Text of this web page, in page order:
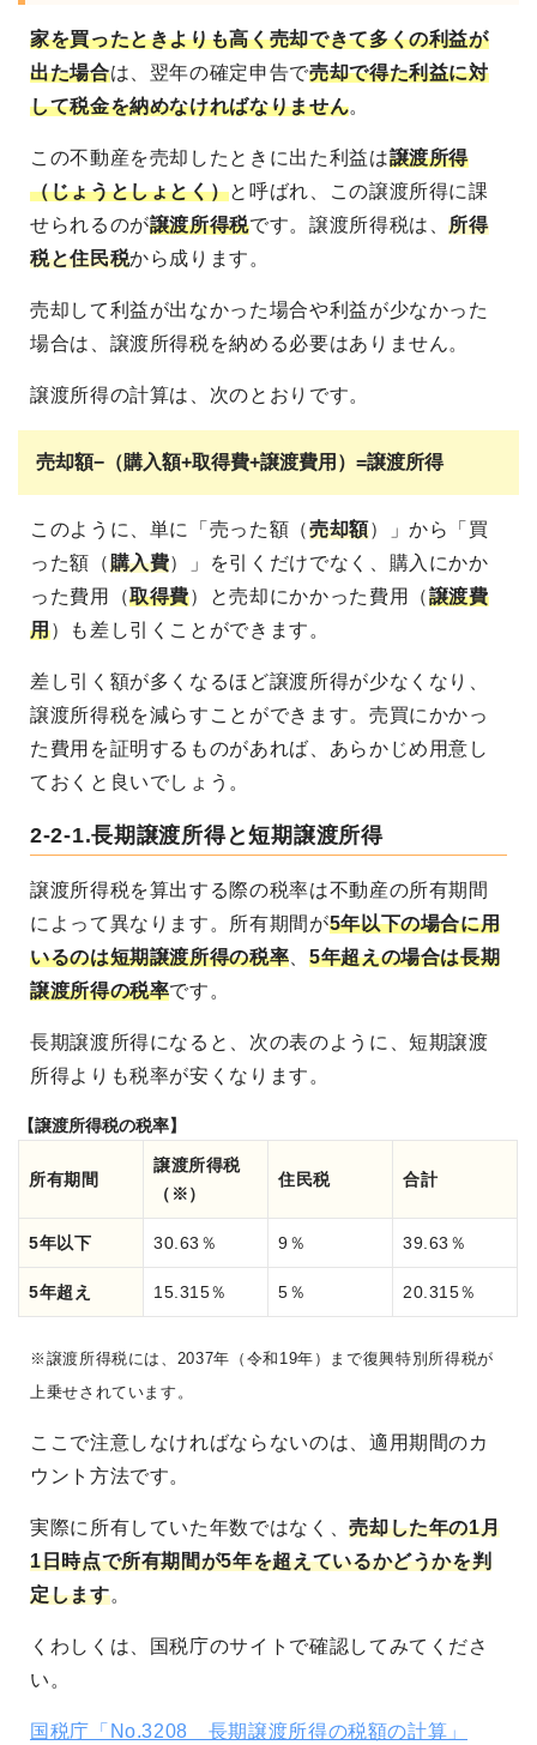
家を買ったときよりも高く売却できて多くの利益が
出た場合は、翌年の確定申告で売却で得た利益に対
して税金を納めなければなりません。
この不動産を売却したときに出た利益は譲渡所得
（じょうとしょとく）と呼ばれ、この譲渡所得に課
せられるのが譲渡所得税です。譲渡所得税は、所得
税と住民税から成ります。
売却して利益が出なかった場合や利益が少なかった
場合は、譲渡所得税を納める必要はありません。
譲渡所得の計算は、次のとおりです。
売却額−（購入額+取得費+譲渡費用）=譲渡所得
このように、単に「売った額（売却額）」から「買
った額（購入費）」を引くだけでなく、購入にかか
った費用（取得費）と売却にかかった費用（譲渡費
用）も差し引くことができます。
差し引く額が多くなるほど譲渡所得が少なくなり、
譲渡所得税を減らすことができます。売買にかかっ
た費用を証明するものがあれば、あらかじめ用意し
ておくと良いでしょう。
2-2-1.長期譲渡所得と短期譲渡所得
譲渡所得税を算出する際の税率は不動産の所有期間
によって異なります。所有期間が5年以下の場合に用
いるのは短期譲渡所得の税率
5年超えの場合は長期
譲渡所得の税率です。
長期譲渡所得になると、次の表のように、短期譲渡
所得よりも税率が安くなります。
【譲渡所得税の税率】
所有期間
譲渡所得税
（※）
住民税 合計
5年以下 30.63％ 9％ 39.63％
5年超え 15.315％ 5％ 20.315％
※譲渡所得税には、2037年（令和19年）まで復興特別所得税が
上乗せされています。
ここで注意しなければならないのは、適用期間のカ
ウント方法です。
実際に所有していた年数ではなく、売却した年の1月
1日時点で所有期間が5年を超えているかどうかを判
定します。
くわしくは、国税庁のサイトで確認してみてくださ
い。
国税庁「No.3208 長期譲渡所得の税額の計算」